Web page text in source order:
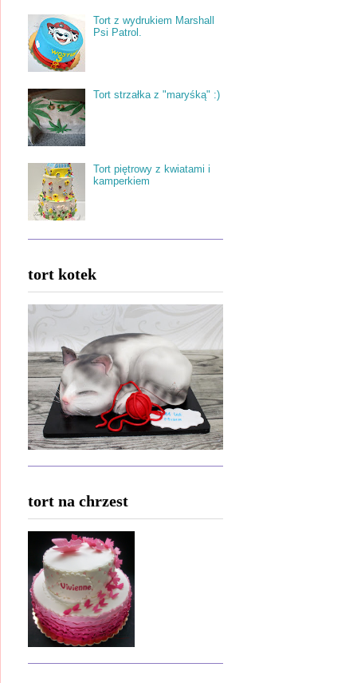
Tort z wydrukiem Marshall
Psi Patrol.
Tort strzałka z "maryśką" :)
Tort piętrowy z kwiatami i
kamperkiem
tort kotek
tort na chrzest